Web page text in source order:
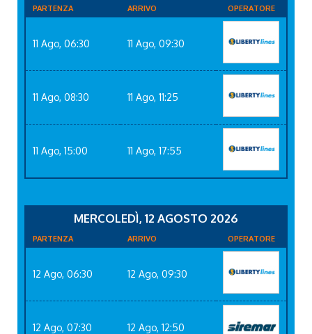
PARTENZA ARRIVO OPERATORE
11 Ago, 06:30 11 Ago, 09:30
11 Ago, 08:30 11 Ago, 11:25
11 Ago, 15:00 11 Ago, 17:55
MERCOLEDÌ, 12 AGOSTO 2026
PARTENZA ARRIVO OPERATORE
12 Ago, 06:30 12 Ago, 09:30
12 Ago, 07:30 12 Ago, 12:50